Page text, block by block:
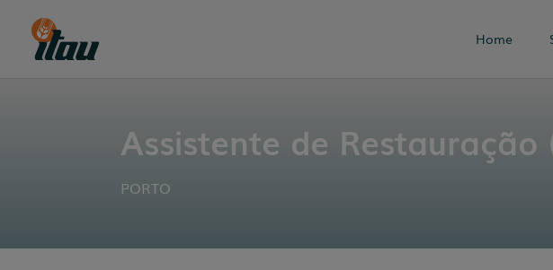
Home
Assistente de Restauração
PORTO